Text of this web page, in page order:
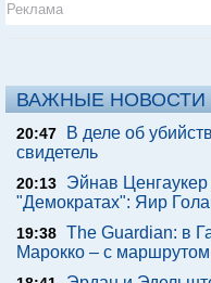
Реклама
ВАЖНЫЕ НОВОСТИ
20:47
В деле об
свидетель
20:13
Эйнав
"Демократах": Яир
19:38 The Guardian: в
Марокко – с